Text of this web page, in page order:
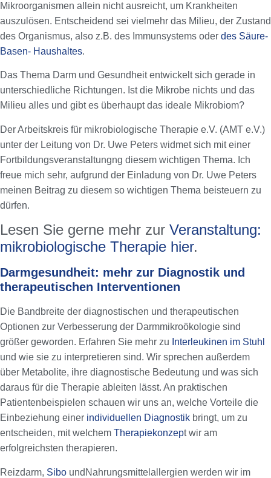
Mikroorganismen allein nicht ausreicht, um Krankheiten
auszulösen. Entscheidend sei vielmehr das Milieu, der Zustand
des Organismus, also z.B. des Immunsystems oder des Säure-
Basen- Haushaltes.
Das Thema Darm und Gesundheit entwickelt sich gerade in
unterschiedliche Richtungen. Ist die Mikrobe nichts und das
Milieu alles und gibt es überhaupt das ideale Mikrobiom?
Der Arbeitskreis für mikrobiologische Therapie e.V. (AMT e.V.)
unter der Leitung von Dr. Uwe Peters widmet sich mit einer
Fortbildungsveranstaltungng diesem wichtigen Thema. Ich
freue mich sehr, aufgrund der Einladung von Dr. Uwe Peters
meinen Beitrag zu diesem so wichtigen Thema beisteuern zu
dürfen.
Lesen Sie gerne mehr zur Veranstaltung:
mikrobiologische Therapie hier.
Darmgesundheit: mehr zur Diagnostik und
therapeutischen Interventionen
Die Bandbreite der diagnostischen und therapeutischen
Optionen zur Verbesserung der Darmmikroökologie sind
größer geworden. Erfahren Sie mehr zu Interleukinen im Stuhl
und wie sie zu interpretieren sind. Wir sprechen außerdem
über Metabolite, ihre diagnostische Bedeutung und was sich
daraus für die Therapie ableiten lässt. An praktischen
Patientenbeispielen schauen wir uns an, welche Vorteile die
Einbeziehung einer individuellen Diagnostik bringt, um zu
entscheiden, mit welchem Therapiekonzept wir am
erfolgreichsten therapieren.
Reizdarm, Sibo undNahrungsmittelallergien werden wir im